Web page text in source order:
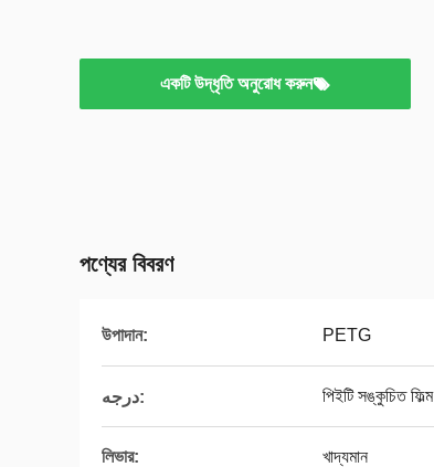
একটি উদ্ধৃতি অনুরোধ করুন
পণ্যের বিবরণ
উপাদান: PETG
درجه: পিইটি সঙ্কুচিত ফিল্ম
লিভার: খাদ্যমান